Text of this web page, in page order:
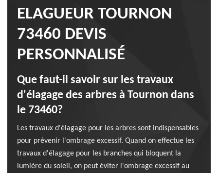
ELAGUEUR TOURNON
73460 DEVIS
PERSONNALISÉ
Que faut-il savoir sur les travaux
d'élagage des arbres à Tournon dans
le 73460?
Les travaux d'élagage pour les arbres sont indispensables
pour prévenir l'ombrage excessif. Quand on effectue les
travaux d'élagage pour les branches qui bloquent la
lumière du soleil, on peut éviter l'ombrage excessif au